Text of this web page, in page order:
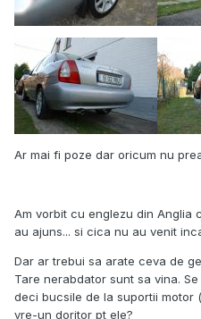
Ar mai fi poze dar oricum nu
Am vorbit cu englezu din Anglia
au ajuns... si cica nu au venit
Dar ar trebui sa arate ceva de
Tare nerabdator sunt sa vina.
deci bucsile de la suportii motor
vre-un doritor pt ele?